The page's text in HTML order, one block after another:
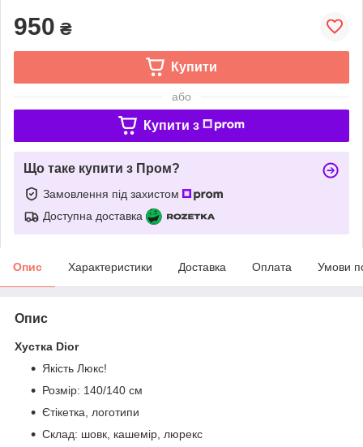
950 ₴
Купити
або
Купити з
Що таке купити з Пром?
Замовлення під захистом
Доступна доставка
Опис Характеристики Доставка Оплата Умови
Опис
Хустка Dior
Якість Люкс!
Розмір: 140/140 см
Єтікетка, логотипи
Склад: шовк, кашемір, люрекс